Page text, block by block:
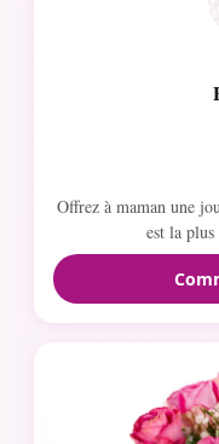
Offrez à maman une
est la